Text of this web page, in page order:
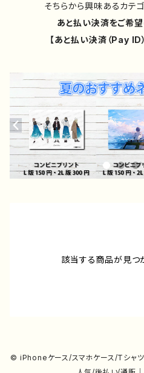
そちらから興味あるカテ
あと払い決済をご希
【あと払い決済（Pay ID
該当する商品が見つ
© iPhoneケース/スマホケース/Tシャツ